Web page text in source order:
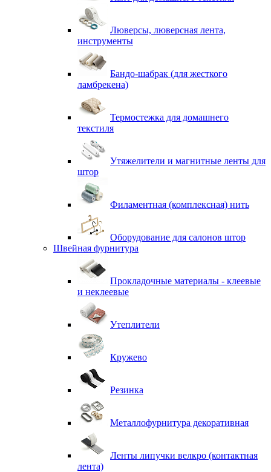
Люверсы, люверсная лента,
инструменты
Бандо-шабрак (для жесткого
ламбрекена)
Термостежка для домашнего
текстиля
Утяжелители и магнитные ленты для
штор
Филаментная (комплексная) нить
Оборудование для салонов штор
Швейная фурнитура
Прокладочные материалы - клеевые
и неклеевые
Утеплители
Кружево
Резинка
Металлофурнитура декоративная
Ленты липучки велкро (контактная
лента)